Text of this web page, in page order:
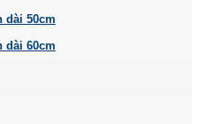
dài 50cm
dài 60cm